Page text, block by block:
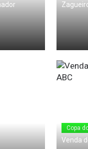
18 de
Copa
Venda